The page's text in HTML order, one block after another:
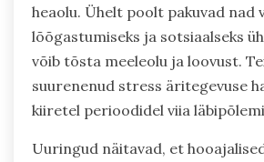
heaolu. Ühelt poolt pakuvad nad
lõõgastumiseks ja sotsiaalseks
võib tõsta meeleolu ja loovust.
suurenenud stress äritegevuse
kiiretel perioodidel viia
Uuringud näitavad, et